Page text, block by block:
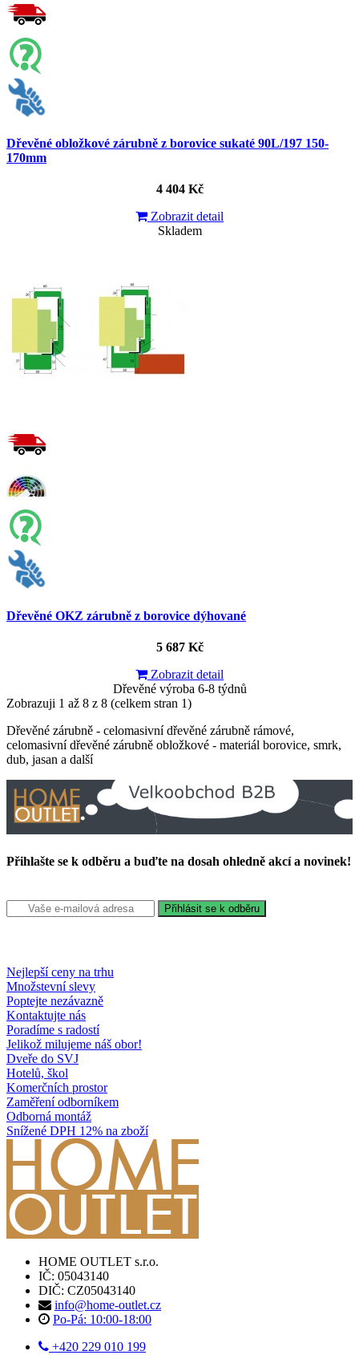
Dřevěné obložkové zárubně z borovice sukaté 90L/197 150-
170mm
4 404 Kč
Zobrazit detail
Skladem
Dřevěné OKZ zárubně z borovice dýhované
5 687 Kč
Zobrazit detail
Dřevěné výroba 6-8 týdnů
Zobrazuji 1 až 8 z 8 (celkem stran 1)
Dřevěné zárubně - celomasivní dřevěné zárubně rámové,
celomasivní dřevěné zárubně obložkové - materiál borovice, smrk,
dub, jasan a další
Přihlašte se k odběru a buďte na dosah ohledně akcí a novinek!
Nejlepší ceny na trhu
Množstevní slevy
Poptejte nezávazně
Kontaktujte nás
Poradíme s radostí
Jelikož milujeme náš obor!
Dveře do SVJ
Hotelů, škol
Komerčních prostor
Zaměření odborníkem
Odborná montáž
Snížené DPH 12% na zboží
HOME OUTLET s.r.o.
IČ: 05043140
DIČ: CZ05043140
info@home-outlet.cz
Po-Pá: 10:00-18:00
+420 229 010 199